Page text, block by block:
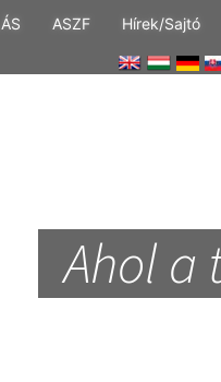
ASZF Hírek/Sajtó
Ahol a